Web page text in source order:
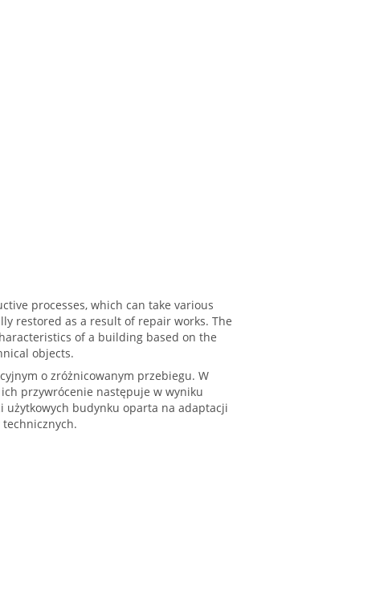
processes, which can take various
restored as a result of repair works. The
of a building based on the
objects.
o zróżnicowanym przebiegu. W
przywrócenie następuje w wyniku
użytkowych budynku oparta na adaptacji